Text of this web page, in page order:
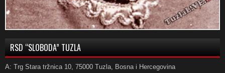
RSD “SLOBODA” TUZLA
A: Trg Stara tržnica 10, 75000 Tuzla, Bosna i Hercegovina